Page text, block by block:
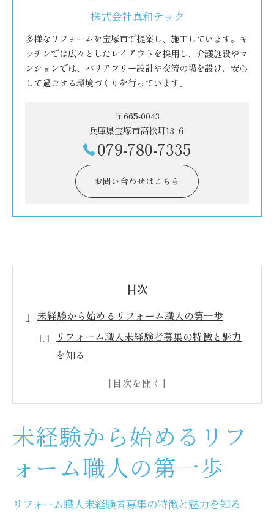
株式会社真和テック
多様なリフォームを宝塚市で提案し、施工しています。キ
ッチンでは広々としたレイアウトを採用し、介護施設やマ
ンションでは、バリアフリー設計や交流の場を設け、安心
して過ごせる環境づくりを行っています。
〒665-0043
兵庫県宝塚市高松町13-６
079-780-7335
お問い合わせはこちら
目次
未経験から始めるリフォーム職人の第一歩
リフォーム職人未経験者募集の特徴と魅力
を知る
未経験からリフォーム職人を目指す心構え
本技術
リフォーム職人未経験者募集の選考ポイン
トとは
解説
未経験から始めるリフ
ォーム職人の第一歩
リフォーム職人未経験者募集の特徴と魅力を知る